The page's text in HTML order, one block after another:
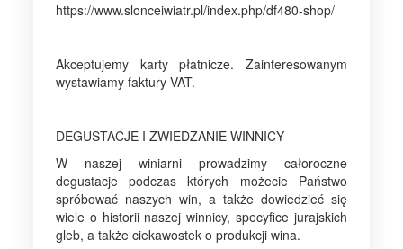
https://www.slonceiwiatr.pl/index.php/df480-shop/
Akceptujemy karty płatnicze. Zainteresowanym
wystawiamy faktury VAT.
DEGUSTACJE I ZWIEDZANIE WINNICY
W naszej winiarni prowadzimy całoroczne
degustacje podczas których możecie Państwo
spróbować naszych win, a także dowiedzieć się
wiele o historii naszej winnicy, specyfice jurajskich
gleb, a także ciekawostek o produkcji wina.